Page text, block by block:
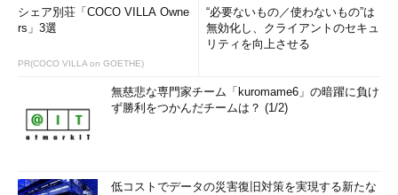
シェア別荘「COCO VILLA Owne
rs」3選
PR(COCO VILLA on GOETHE)
“必要ないもの／使わないもの”は
無効化し、クライアントのセキュ
リティを向上させる
無慈悲な専門家チーム「kuromame6」の暗躍に負け
ず勝利をつかんだチームは？ (1/2)
低コストでデータの災害復旧対策を実現する新たな